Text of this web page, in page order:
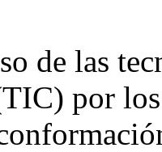
de las
por